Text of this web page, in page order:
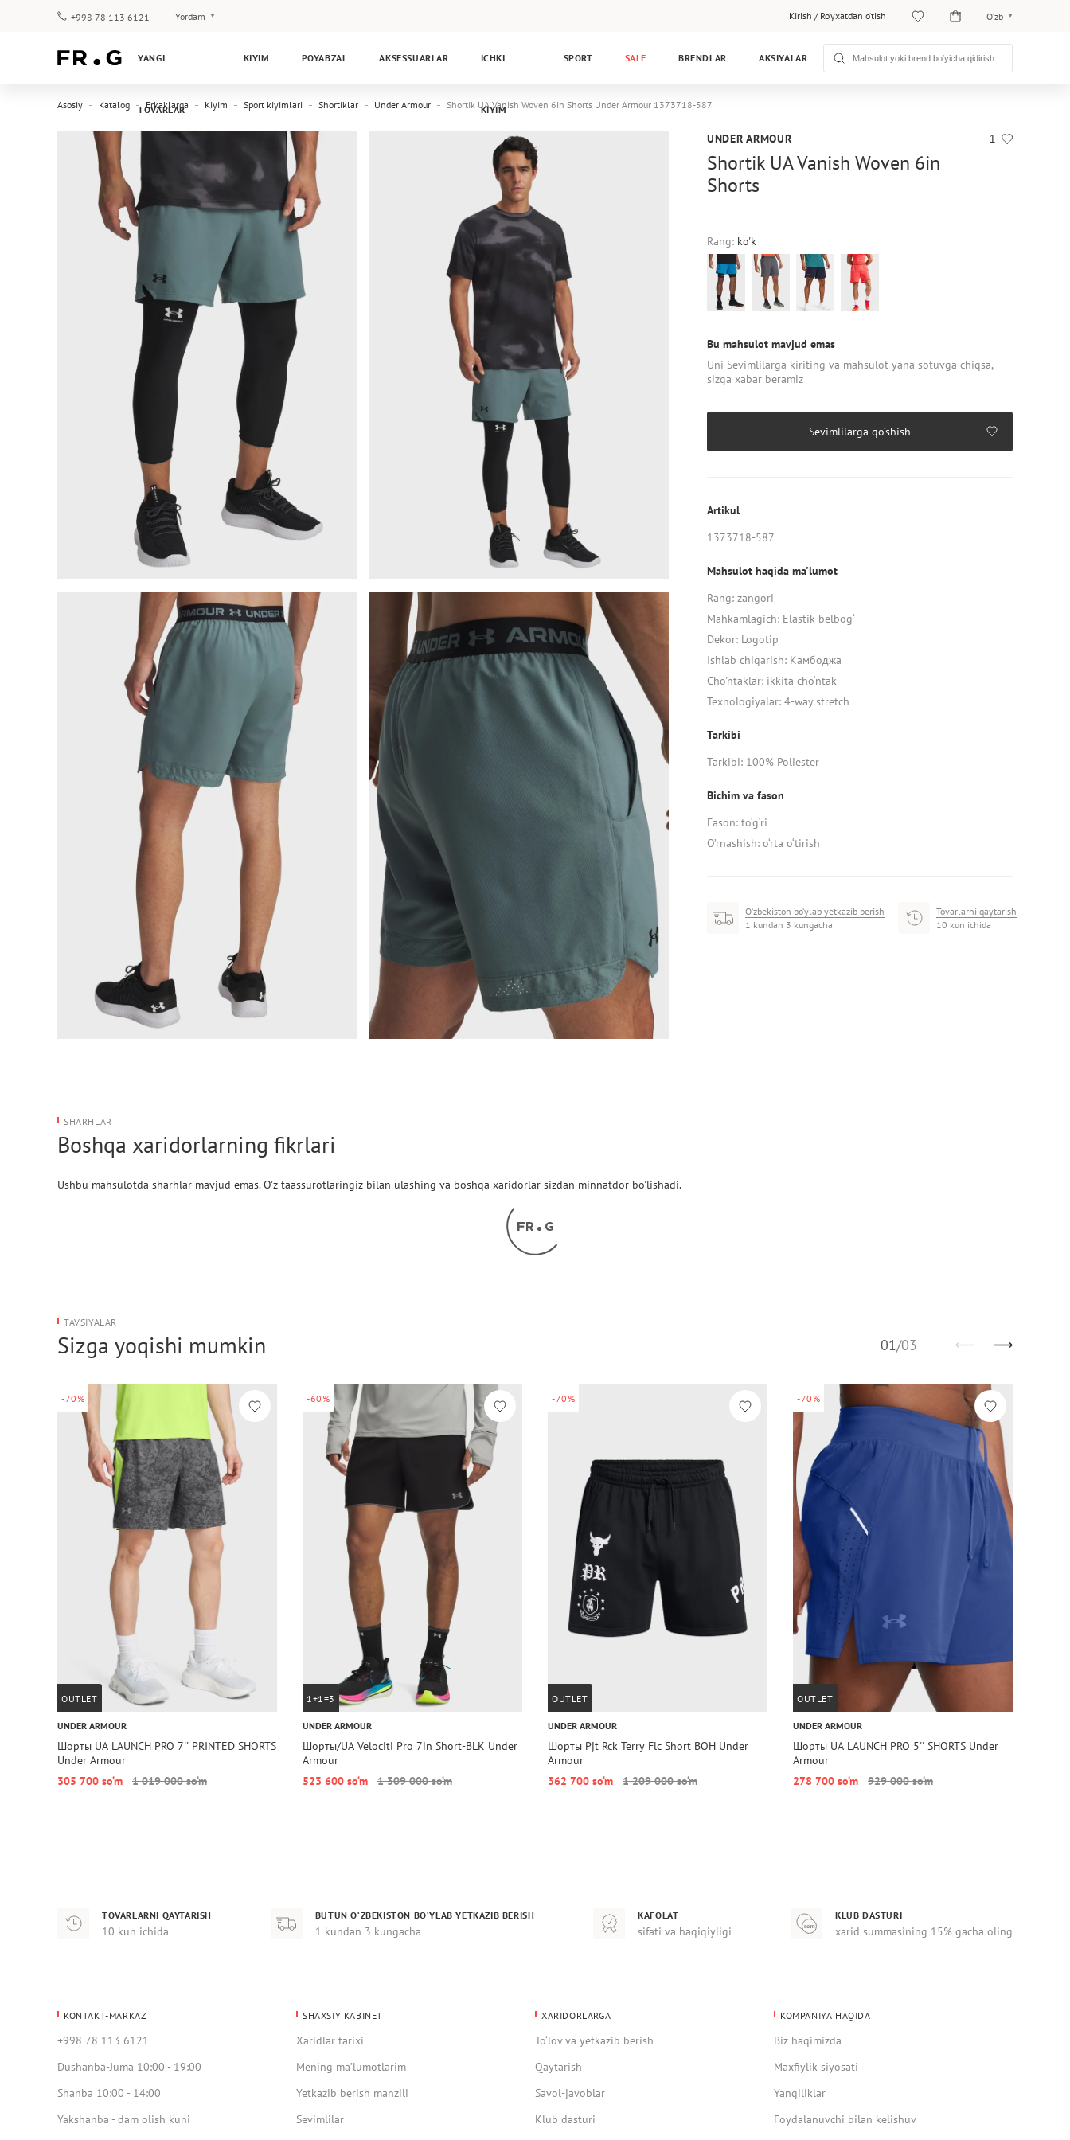
+998 78 113 6121 Yordam
Kafolat
Kirish / Ro‘yxatdan o‘tish O‘zb
Рус
YANGI
TOVARLAR
KIYIM POYABZAL AKSESSUARLAR ICHKI
KIYIM
SPORT SALE BRENDLAR AKSIYALAR
Asosiy Katalog Erkaklarga Kiyim Sport kiyimlari Shortiklar Under Armour Shortik UA Vanish Woven 6in Shorts Under Armour 1373718-587
1
UNDER ARMOUR
Shortik UA Vanish Woven 6in
Shorts
Rang: ko'k
Bu mahsulot mavjud emas
Uni Sevimlilarga kiriting va mahsulot yana sotuvga chiqsa,
sizga xabar beramiz
Sevimlilarga qo‘shish
Artikul
1373718-587
Mahsulot haqida ma'lumot
Rang: zangori
Mahkamlagich: Elastik belbog‘
Dekor: Logotip
Ishlab chiqarish: Камбоджа
Cho'ntaklar: ikkita cho‘ntak
Texnologiyalar: 4-way stretch
Tarkibi
Tarkibi: 100% Poliester
Bichim va fason
Fason: to‘g‘ri
O’rnashish: o‘rta o‘tirish
O‘zbekiston bo‘ylab yetkazib berish
1 kundan 3 kungacha
Tovarlarni qaytarish
10 kun ichida
SHARHLAR
Boshqa xaridorlarning fikrlari
Ushbu mahsulotda sharhlar mavjud emas. O'z taassurotlaringiz bilan ulashing va boshqa xaridorlar sizdan minnatdor bo'lishadi.
TAVSIYALAR
Sizga yoqishi mumkin 01/03
-70%
OUTLET
UNDER ARMOUR
Шорты UA LAUNCH PRO 7'' PRINTED SHORTS
Under Armour
305 700 so‘m
1 019 000 so‘m
-60%
1+1=3
UNDER ARMOUR
Шорты/UA Velociti Pro 7in Short-BLK Under
Armour
523 600 so‘m
1 309 000 so‘m
-70%
OUTLET
UNDER ARMOUR
Шорты Pjt Rck Terry Flc Short BOH Under
Armour
362 700 so‘m
1 209 000 so‘m
-70%
OUTLET
UNDER ARMOUR
Шорты UA LAUNCH PRO 5'' SHORTS Under
Armour
278 700 so‘m
929 000 so‘m
TOVARLARNI QAYTARISH
10 kun ichida
BUTUN O‘ZBEKISTON BO‘YLAB YETKAZIB BERISH
1 kundan 3 kungacha
KAFOLAT
sifati va haqiqiyligi
KLUB DASTURI
xarid summasining 15% gacha oling
KONTAKT-MARKAZ
+998 78 113 6121
Dushanba-Juma 10:00 - 19:00
Shanba 10:00 - 14:00
Yakshanba - dam olish kuni
SHAXSIY KABINET
Xaridlar tarixi
Mening ma’lumotlarim
Yetkazib berish manzili
Sevimlilar
XARIDORLARGA
To‘lov va yetkazib berish
Qaytarish
Savol-javoblar
Klub dasturi
KOMPANIYA HAQIDA
Biz haqimizda
Maxfiylik siyosati
Yangiliklar
Foydalanuvchi bilan kelishuv